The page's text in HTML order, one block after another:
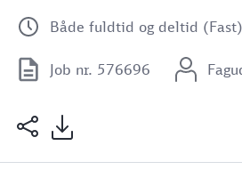
Både fuldtid og deltid (Fast)
Job nr. 576696